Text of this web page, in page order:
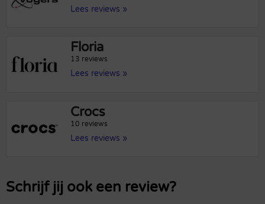
Lees reviews »
Floria
13 reviews
Lees reviews »
Crocs
10 reviews
Lees reviews »
Schrijf jij ook een review?